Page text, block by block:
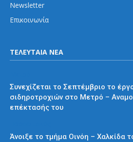
Newsletter
Επικοινωνία
ΤΕΛΕΥΤΑΙΑ ΝΕΑ
Συνεχίζεται το Σεπτέμβριο το
σιδηροτροχιών στο Μετρό –
επέκτασής του
Άνοιξε το τμήμα Οινόη – Χαλκίδα